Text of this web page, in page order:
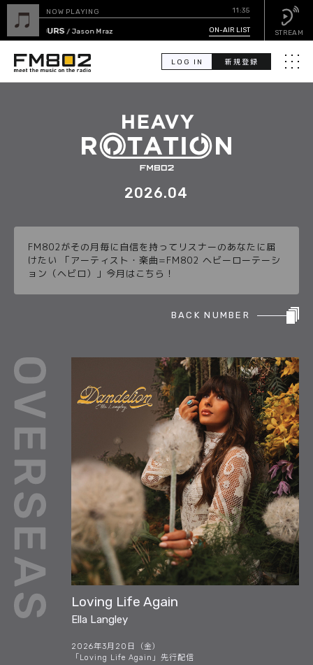
LOG IN 新規登録 メニ
索
GUEST CALENDAR
EVENT CALENDAR
HEAVY ROTATION
DJ
FAQ
ONLINESHOP
NOW PLAYING 11:35
I'M YOURS/ Jason Mraz ON-AIR LIST STREAM
2026.04
FM802がその月毎に自信を持ってリスナーのあなたに届
けたい 「アーティスト・楽曲=FM802 ヘビーローテーシ
ョン（ヘビロ）」今月はこちら！
BACK NUMBER
Loving Life Again
Ella Langley
2026年3月20日（金）
「Loving Life Again」先行配信